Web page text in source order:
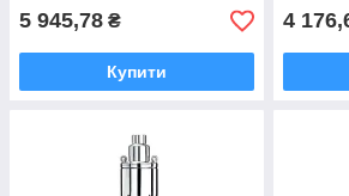
5 945,78 ₴
Купити
4